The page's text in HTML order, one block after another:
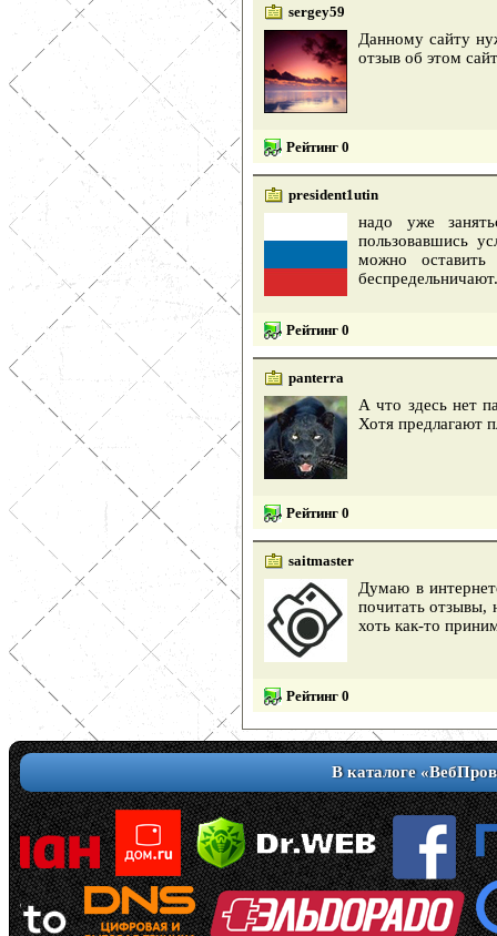
sergey59
Данному сайту
отзыв об этом
Рейтинг 0
president1utin
надо уже
пользовавшись
можно
беспредельничают.
Рейтинг 0
panterra
А что здесь нет
Хотя предлагают
Рейтинг 0
saitmaster
Думаю в
почитать отзывы,
хоть как-то
Рейтинг 0
В каталоге